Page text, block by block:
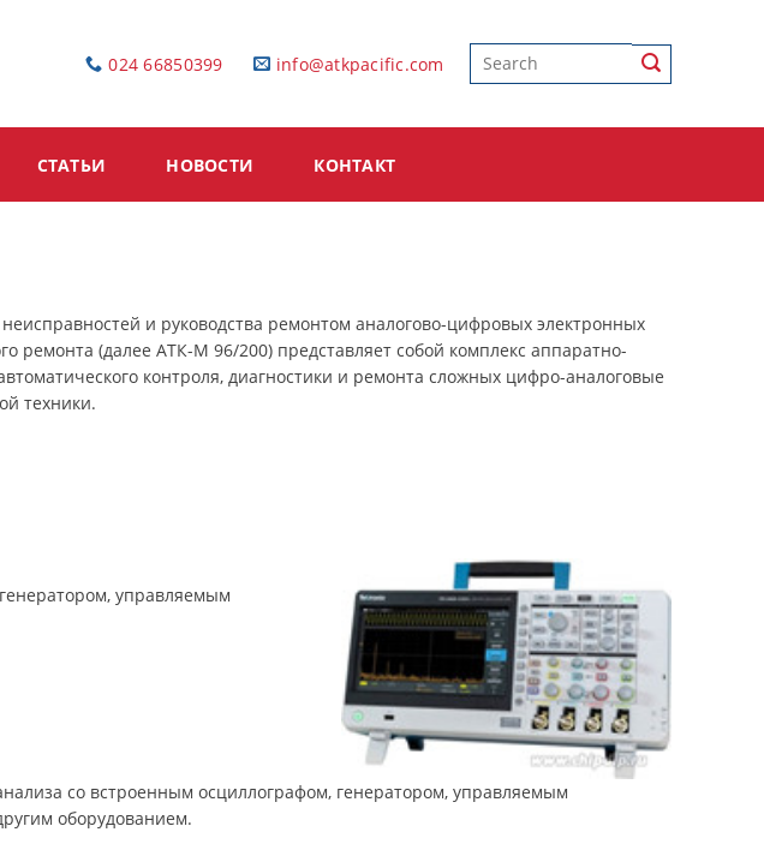
info@atkpacific.com
024 66850399
СТАТЬИ НОВОСТИ КОНТАКТ
и руководства ремонтом аналогово-цифровых электронных
ремонта (далее АТК-М 96/200) представляет собой комплекс аппаратно-
контроля, диагностики и ремонта сложных цифро-аналоговые
техники.
управляемым
со встроенным осциллографом, генератором, управляемым
оборудованием.